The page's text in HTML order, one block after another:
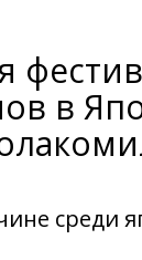
в
среди